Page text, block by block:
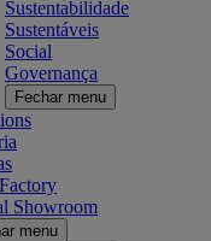
Sustentabilidade
Sustentáveis
Social
Governança
Fechar menu
Showroom
menu